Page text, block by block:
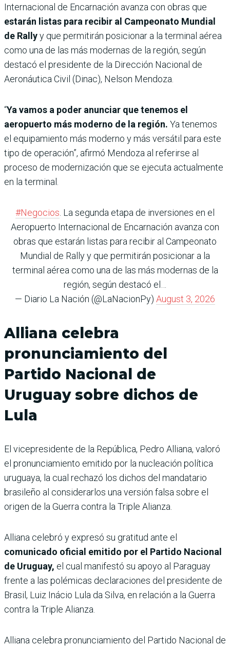
Internacional de Encarnación avanza con obras que
estarán listas para recibir al Campeonato Mundial
de Rallyy que permitirán posicionar a la terminal aérea
como una de las más modernas de la región, según
destacó el presidente de la Dirección Nacional de
Aeronáutica Civil (Dinac), Nelson Mendoza.
“Ya vamos a poder anunciar que tenemos el
aeropuerto más moderno de la región. Ya tenemos
el equipamiento más moderno y más versátil para este
tipo de operación”, afirmó Mendoza al referirse al
proceso de modernización que se ejecuta actualmente
en la terminal.
#Negocios . La segunda etapa de inversiones en el
Aeropuerto Internacional de Encarnación avanza con
obras que estarán listas para recibir al Campeonato
Mundial de Rally y que permitirán posicionar a la
terminal aérea como una de las más modernas de la
región, según destacó el…
— Diario La Nación (@LaNacionPy) August 3, 2026
Alliana celebra
pronunciamiento del
Partido Nacional de
Uruguay sobre dichos de
Lula
El vicepresidente de la República, Pedro Alliana, valoró
el pronunciamiento emitido por la nucleación política
uruguaya, la cual rechazó los dichos del mandatario
brasileño al considerarlos una versión falsa sobre el
origen de la Guerra contra la Triple Alianza.
Alliana celebró y expresó su gratitud ante el
comunicado oficial emitido por el Partido Nacional
de Uruguay, el cual manifestó su apoyo al Paraguay
frente a las polémicas declaraciones del presidente de
Brasil, Luiz Inácio Lula da Silva, en relación a la Guerra
contra la Triple Alianza.
Alliana celebra pronunciamiento del Partido Nacional de